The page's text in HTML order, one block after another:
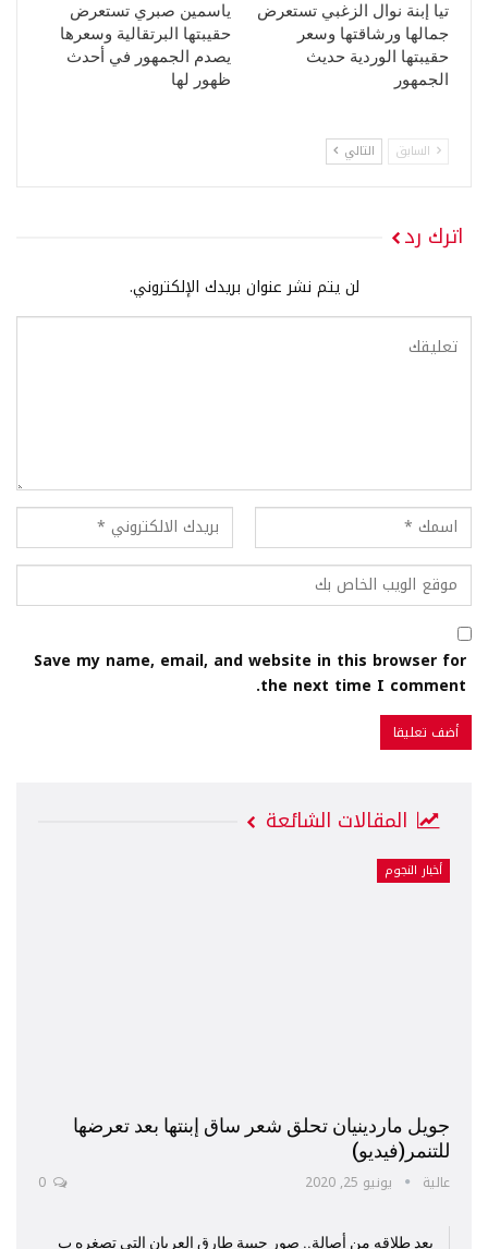
تيا إبنة نوال الزغبي تستعرض
جمالها ورشاقتها وسعر
حقيبتها الوردية حديث
الجمهور
ياسمين صبري تستعرض
حقيبتها البرتقالية وسعرها
يصدم الجمهور في أحدث
ظهور لها
السابق التالي
اترك رد
لن يتم نشر عنوان بريدك الإلكتروني.
Save my name, email, and website in this browser for
the next time I comment.
المقالات الشائعة
أخبار النجوم
جويل ماردينيان تحلق شعر ساق إبنتها بعد تعرضها
للتنمر(فيديو)
عالية يونيو 25, 2020
بعد طلاقه من أصالة.. صور حبيبة طارق العريان التي تصغره ب